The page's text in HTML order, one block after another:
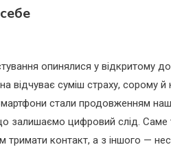
опинялися у відкритому
відчуває суміш страху, сорому й
стали продовженням
залишаємо цифровий слід.
контакт, а з іншого —